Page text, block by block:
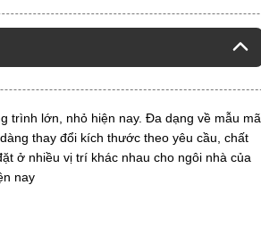
trình lớn, nhỏ hiện nay. Đa dạng về mẫu mã,
thay đổi kích thước theo yêu cầu, chất
ở nhiều vị trí khác nhau cho ngôi nhà của
nay